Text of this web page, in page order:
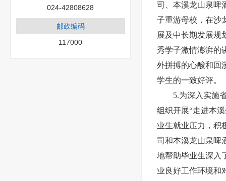
024-42808628
邮政编码
117000
司、本溪龙山泉啤
子重游母校，在沙
展及中长期发展规
秀学子激情澎湃的
外拼搏的心酸和回
学生的一致好评。
5.为深入实施
组织开展“走进本
业生就业压力，积
司和本溪龙山泉啤
地帮助毕业生深入
业良好工作环境和